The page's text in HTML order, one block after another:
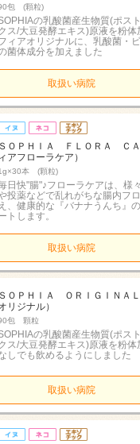
包 (顆粒)
の乳酸菌産生物質(ポス
ス/大豆発酵エキス)原液を粉体
ィアオリジナルに、乳酸菌・
菌体成分を加えました
取扱い病院
ＳＯＰＨＩＡ ＦＬＯＲＡ ＣＡ
ィアフローラケア）
本 (顆粒)
日快"腸"♪フローラケアは、様
投薬などで乱れがちな腸内フ
え、健康的な『バナナうんち』
トします。
取扱い病院
ＳＯＰＨＩＡ ＯＲＩＧＩＮＡ
リジナル）
包 顆粒
の乳酸菌産生物質(ポス
ス/大豆発酵エキス)原液を粉体
しでも飲めるようにしました
取扱い病院